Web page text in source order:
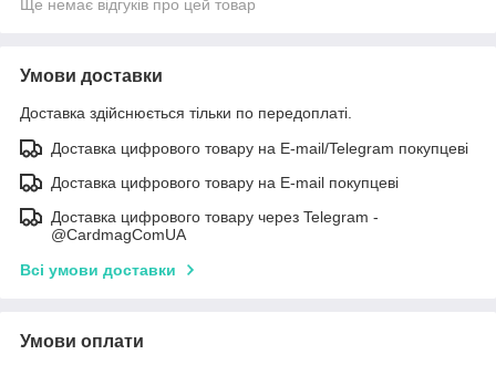
Ще немає відгуків про цей товар
Умови доставки
Доставка здійснюється тільки по передоплаті.
Доставка цифрового товару на E-mail/Telegram покупцеві
Доставка цифрового товару на E-mail покупцеві
Доставка цифрового товару через Telegram -
@CardmagComUA
Всі умови доставки
Умови оплати